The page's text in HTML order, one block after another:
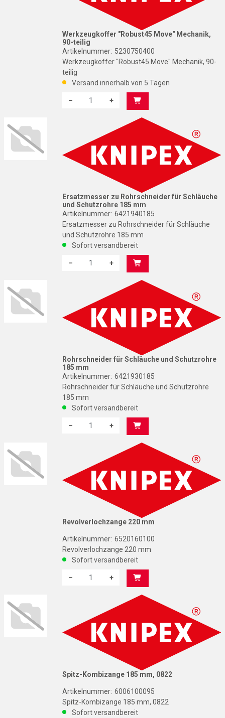
Werkzeugkoffer "Robust45 Move" Mechanik,
90-teilig
Artikelnummer: 5230750400
Werkzeugkoffer "Robust45 Move" Mechanik, 90-
teilig
Versand innerhalb von 5 Tagen
–
+
Ersatzmesser zu Rohrschneider für Schläuche
und Schutzrohre 185 mm
Artikelnummer: 6421940185
Ersatzmesser zu Rohrschneider für Schläuche
und Schutzrohre 185 mm
Sofort versandbereit
–
+
Rohrschneider für Schläuche und Schutzrohre
185 mm
Artikelnummer: 6421930185
Rohrschneider für Schläuche und Schutzrohre
185 mm
Sofort versandbereit
–
+
Revolverlochzange 220 mm
Artikelnummer: 6520160100
Revolverlochzange 220 mm
Sofort versandbereit
–
+
Spitz-Kombizange 185 mm, 0822
Artikelnummer: 6006100095
Spitz-Kombizange 185 mm, 0822
Sofort versandbereit